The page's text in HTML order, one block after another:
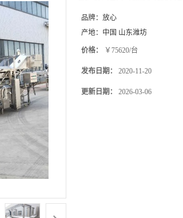
品牌： 放心
产地： 中国 山东潍坊
价格： ￥75620/台
发布日期： 2020-11-20
更新日期： 2026-03-06